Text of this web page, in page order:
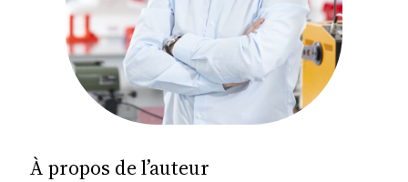
À propos de l’auteur